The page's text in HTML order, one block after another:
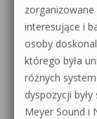
Dubstep z
Kontakt 5
Pakiety
Archiwum
Polityka
Regulamin
Działanie
interesujące i
osoby
którego była
różnych
dyspozycji
Meyer Sound i